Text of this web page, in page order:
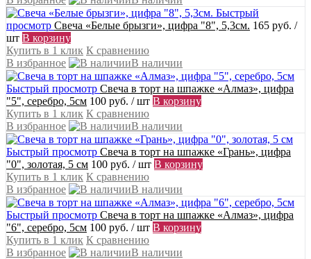
Быстрый
просмотр Свеча «Белые брызги», цифра "8", 5,3см. 165 руб. /
шт В корзину
Купить в 1 клик К сравнению
В избранное
В наличии
Быстрый просмотр Свеча в торт на шпажке «Алмаз», цифра
"5", серебро, 5см 100 руб. / шт В корзину
Купить в 1 клик К сравнению
В избранное
В наличии
Быстрый просмотр Свеча в торт на шпажке «‎Грань», цифра
"0", золотая, 5 см 100 руб. / шт В корзину
Купить в 1 клик К сравнению
В избранное
В наличии
Быстрый просмотр Свеча в торт на шпажке «Алмаз», цифра
"6", серебро, 5см 100 руб. / шт В корзину
Купить в 1 клик К сравнению
В избранное
В наличии